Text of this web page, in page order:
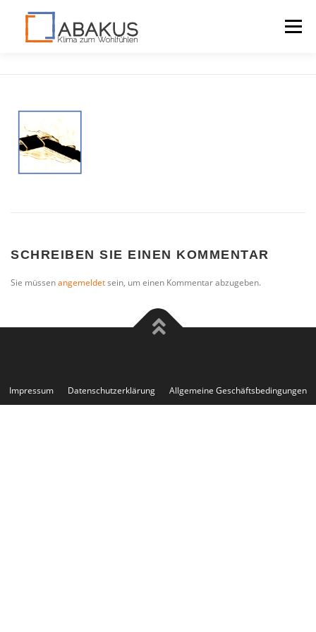
Menü
KONTAKT
SCHREIBEN SIE EINEN KOMMENTAR
Sie müssenangemeldetsein, um einen Kommentar abzugeben.
Impressum Datenschutzerklärung Allgemeine Geschäftsbedingungen